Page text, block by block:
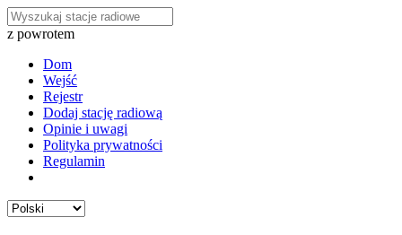
z powrotem
Dom
Wejść
Rejestr
Dodaj stację radiową
Opinie i uwagi
Polityka prywatności
Regulamin